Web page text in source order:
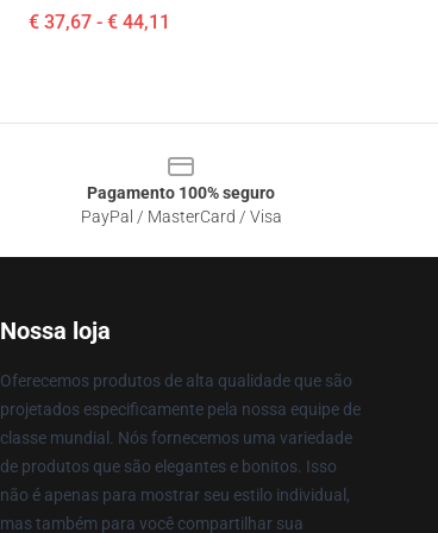
€ 37,67 - € 44,11
Pagamento 100% seguro
PayPal / MasterCard / Visa
Nossa loja
Oferecemos produtos de alta qualidade que são
projetados especificamente pela nossa equipe de
classe mundial. Nós fornecemos uma variedade
de produtos que são elegantes e bonitos. Isso
não é apenas para mostrar seu estilo individual,
mas também para você compartilhar sua